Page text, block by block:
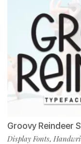
Groovy Reindeer
Display Fonts,